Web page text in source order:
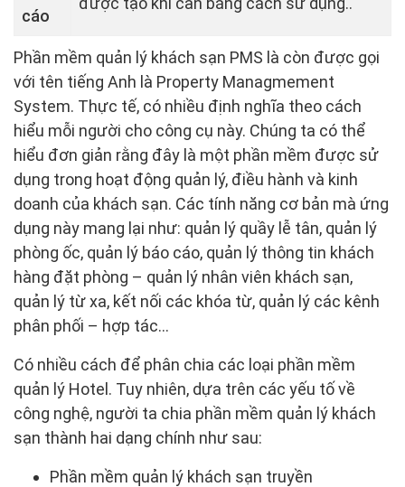
cáo
Phần mềm quản lý khách sạn PMS là còn được gọi
với tên tiếng Anh là Property Managmement
System. Thực tế, có nhiều định nghĩa theo cách
hiểu mỗi người cho công cụ này. Chúng ta có thể
hiểu đơn giản rằng đây là một phần mềm được sử
dụng trong hoạt động quản lý, điều hành và kinh
doanh của khách sạn. Các tính năng cơ bản mà ứng
dụng này mang lại như: quản lý quầy lễ tân, quản lý
phòng ốc, quản lý báo cáo, quản lý thông tin khách
hàng đặt phòng – quản lý nhân viên khách sạn,
quản lý từ xa, kết nối các khóa từ, quản lý các kênh
phân phối – hợp tác…
Có nhiều cách để phân chia các loại phần mềm
quản lý Hotel. Tuy nhiên, dựa trên các yếu tố về
công nghệ, người ta chia phần mềm quản lý khách
sạn thành hai dạng chính như sau:
Phần mềm quản lý khách sạn truyền